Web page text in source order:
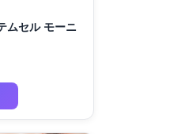
ムセル モーニ